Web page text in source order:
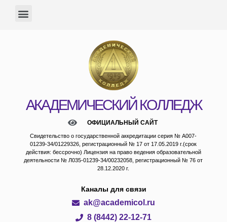
АКАДЕМИЧЕСКИЙ КОЛЛЕДЖ
ОФИЦИАЛЬНЫЙ САЙТ
Свидетельство о государственной аккредитации серия № А007-
01239-34/01229326, регистрационный № 17 от 17.05.2019 г.(срок
действия: бессрочно) Лицензия на право ведения образовательной
деятельности № Л035-01239-34/00232058, регистрационный № 76 от
28.12.2020 г.
Каналы для связи
ak@academicol.ru
8 (8442) 22-12-71